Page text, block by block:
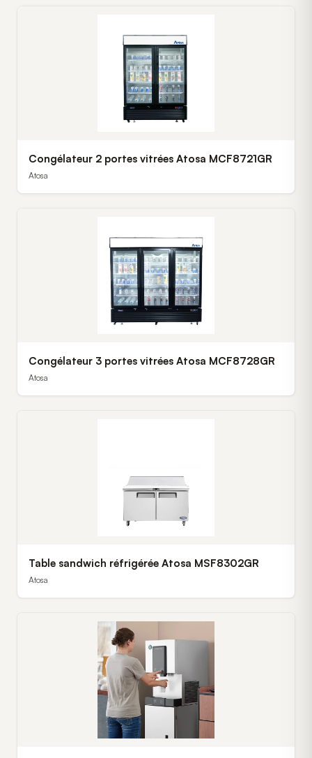
Congélateur 2 portes vitrées Atosa MCF8721GR
Atosa
Congélateur 3 portes vitrées Atosa MCF8728GR
Atosa
Table sandwich réfrigérée Atosa MSF8302GR
Atosa